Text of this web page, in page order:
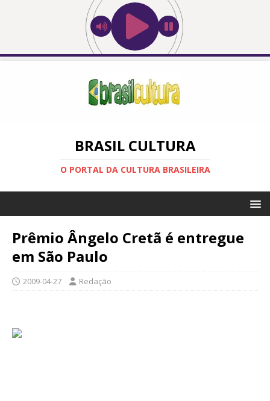
BRASIL CULTURA
O PORTAL DA CULTURA BRASILEIRA
Prêmio Ângelo Cretã é entregue
em São Paulo
2009-04-27 Redação